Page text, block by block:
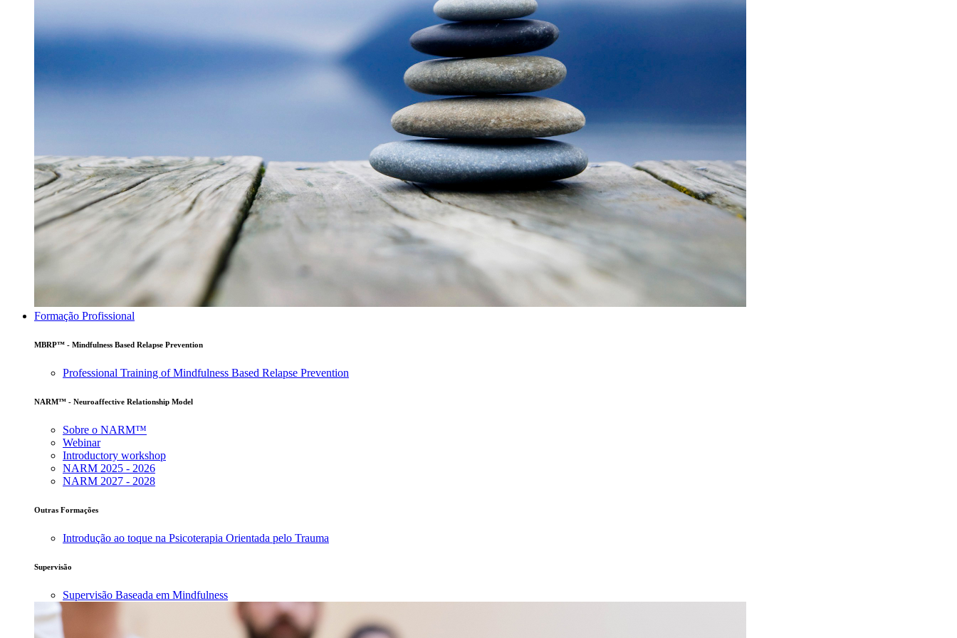
Formação Profissional
MBRP™ - Mindfulness Based Relapse Prevention
Professional Training of Mindfulness Based Relapse Prevention
NARM™ - Neuroaffective Relationship Model
Sobre o NARM™
Webinar
Introductory workshop
NARM 2025 - 2026
NARM 2027 - 2028
Outras Formações
Introdução ao toque na Psicoterapia Orientada pelo Trauma
Supervisão
Supervisão Baseada em Mindfulness